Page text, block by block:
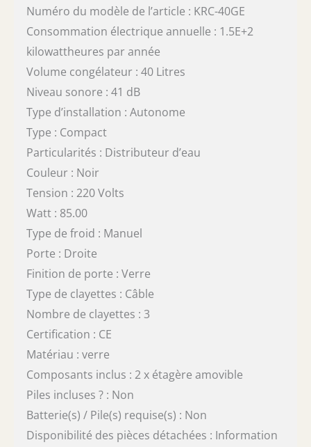
Numéro du modèle de l’article : KRC-40GE
Consommation électrique annuelle : 1.5E+2
kilowattheures par année
Volume congélateur : 40 Litres
Niveau sonore : 41 dB
Type d’installation : Autonome
Type : Compact
Particularités : Distributeur d’eau
Couleur : Noir
Tension : 220 Volts
Watt : 85.00
Type de froid : Manuel
Porte : Droite
Finition de porte : Verre
Type de clayettes : Câble
Nombre de clayettes : 3
Certification : CE
Matériau : verre
Composants inclus : 2 x étagère amovible
Piles incluses ? : Non
Batterie(s) / Pile(s) requise(s) : Non
Disponibilité des pièces détachées : Information